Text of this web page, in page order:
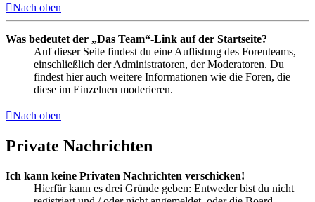
Nach oben
Was bedeutet der „Das Team“-Link auf der Startseite?
Auf dieser Seite findest du eine Auflistung des Forenteams,
einschließlich der Administratoren, der Moderatoren. Du
findest hier auch weitere Informationen wie die Foren, die
diese im Einzelnen moderieren.
Nach oben
Private Nachrichten
Ich kann keine Privaten Nachrichten verschicken!
Hierfür kann es drei Gründe geben: Entweder bist du nicht